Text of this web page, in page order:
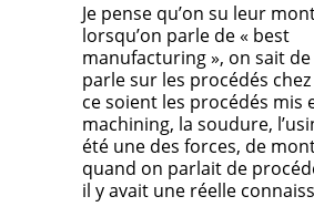
Je pense qu’on su leur
lorsqu’on parle de « best
manufacturing », on sait
parle sur les procédés chez
ce soient les procédés mis
machining, la soudure,
été une des forces, de
quand on parlait de
il y avait une réelle